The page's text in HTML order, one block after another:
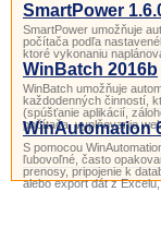
SmartPower
SmartPower umožňuje
počítača podľa
ktoré vykonaniu
WinBatch 2016b
WinBatch umožňuje
každodenných činností,
(spúšťanie aplikácií,
počítača, vyplňovanie
WinAutomation
S pomocou
ľubovoľné, často
prenosy, pripojenie k
alebo export dát z